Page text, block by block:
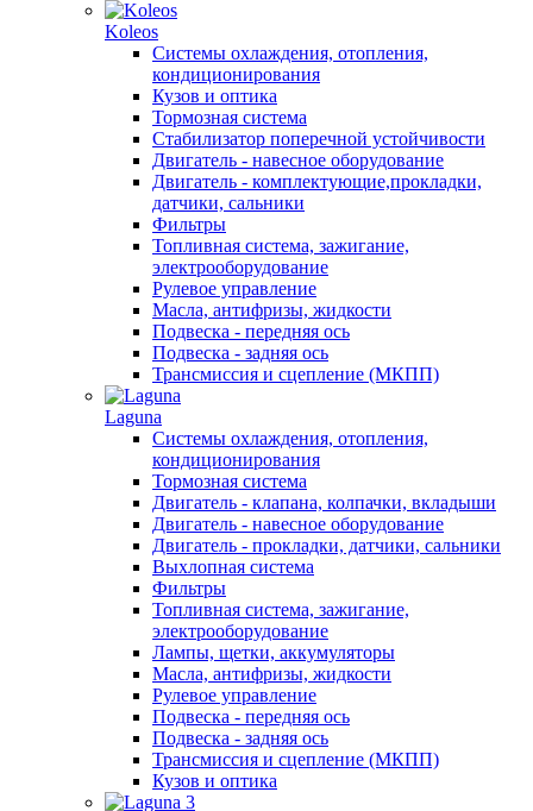
Koleos
Системы охлаждения, отопления,
кондиционирования
Кузов и оптика
Тормозная система
Стабилизатор поперечной устойчивости
Двигатель - навесное оборудование
Двигатель - комплектующие,прокладки,
датчики, сальники
Фильтры
Топливная система, зажигание,
электрооборудование
Рулевое управление
Масла, антифризы, жидкости
Подвеска - передняя ось
Подвеска - задняя ось
Трансмиссия и сцепление (МКПП)
Laguna
Системы охлаждения, отопления,
кондиционирования
Тормозная система
Двигатель - клапана, колпачки, вкладыши
Двигатель - навесное оборудование
Двигатель - прокладки, датчики, сальники
Выхлопная система
Фильтры
Топливная система, зажигание,
электрооборудование
Лампы, щетки, аккумуляторы
Масла, антифризы, жидкости
Рулевое управление
Подвеска - передняя ось
Подвеска - задняя ось
Трансмиссия и сцепление (МКПП)
Кузов и оптика